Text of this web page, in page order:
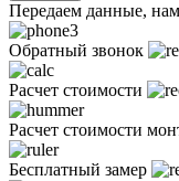
Передаем данные,
Обратный звонок
Расчет стоимости
Расчет стоимости
Бесплатный замер